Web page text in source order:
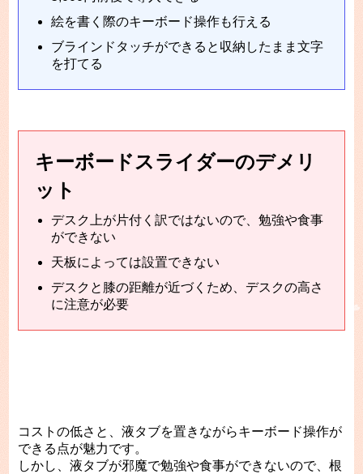
絵を書く際のキーボード操作も行える
ブラインドタッチができると収納したまま文字
を打てる
キーボードスライダーのデメリ
ット
デスク上が片付く訳ではないので、勉強や食事
ができない
天板によっては設置できない
デスクと膝の距離が近づくため、デスクの高さ
に注意が必要
コストの低さと、液タブを置きながらキーボード操作が
できる点が魅力です。
しかし、液タブが邪魔で勉強や食事ができないので、根